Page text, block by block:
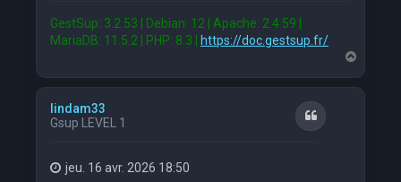
GestSup: 3.2.53 | Debian: 12 | Apache: 2.4.59 |
MariaDB: 11.5.2 | PHP: 8.3 |
https://doc.gestsup.fr/
a
lindam33
Gsup LEVEL 1
Citation
jeu. 16 avr. 2026 18:50